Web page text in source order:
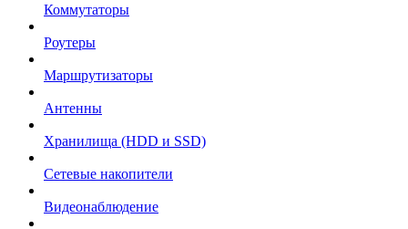
Коммутаторы
Роутеры
Маршрутизаторы
Антенны
Хранилища (HDD и SSD)
Сетевые накопители
Видеонаблюдение